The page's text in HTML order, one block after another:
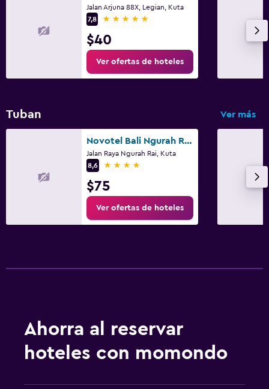
Jalan Arjuna 88X, Legian, Kuta
7,8
5 estrellas
$40
Ver ofertas de hoteles
Tuban Ver más
Novotel Bali Ngurah Rai Airport
Jalan Raya Ngurah Rai, Kuta
8,6
4 estrellas
$75
Ver ofertas de hoteles
Ahorra al reservar
hoteles con momondo